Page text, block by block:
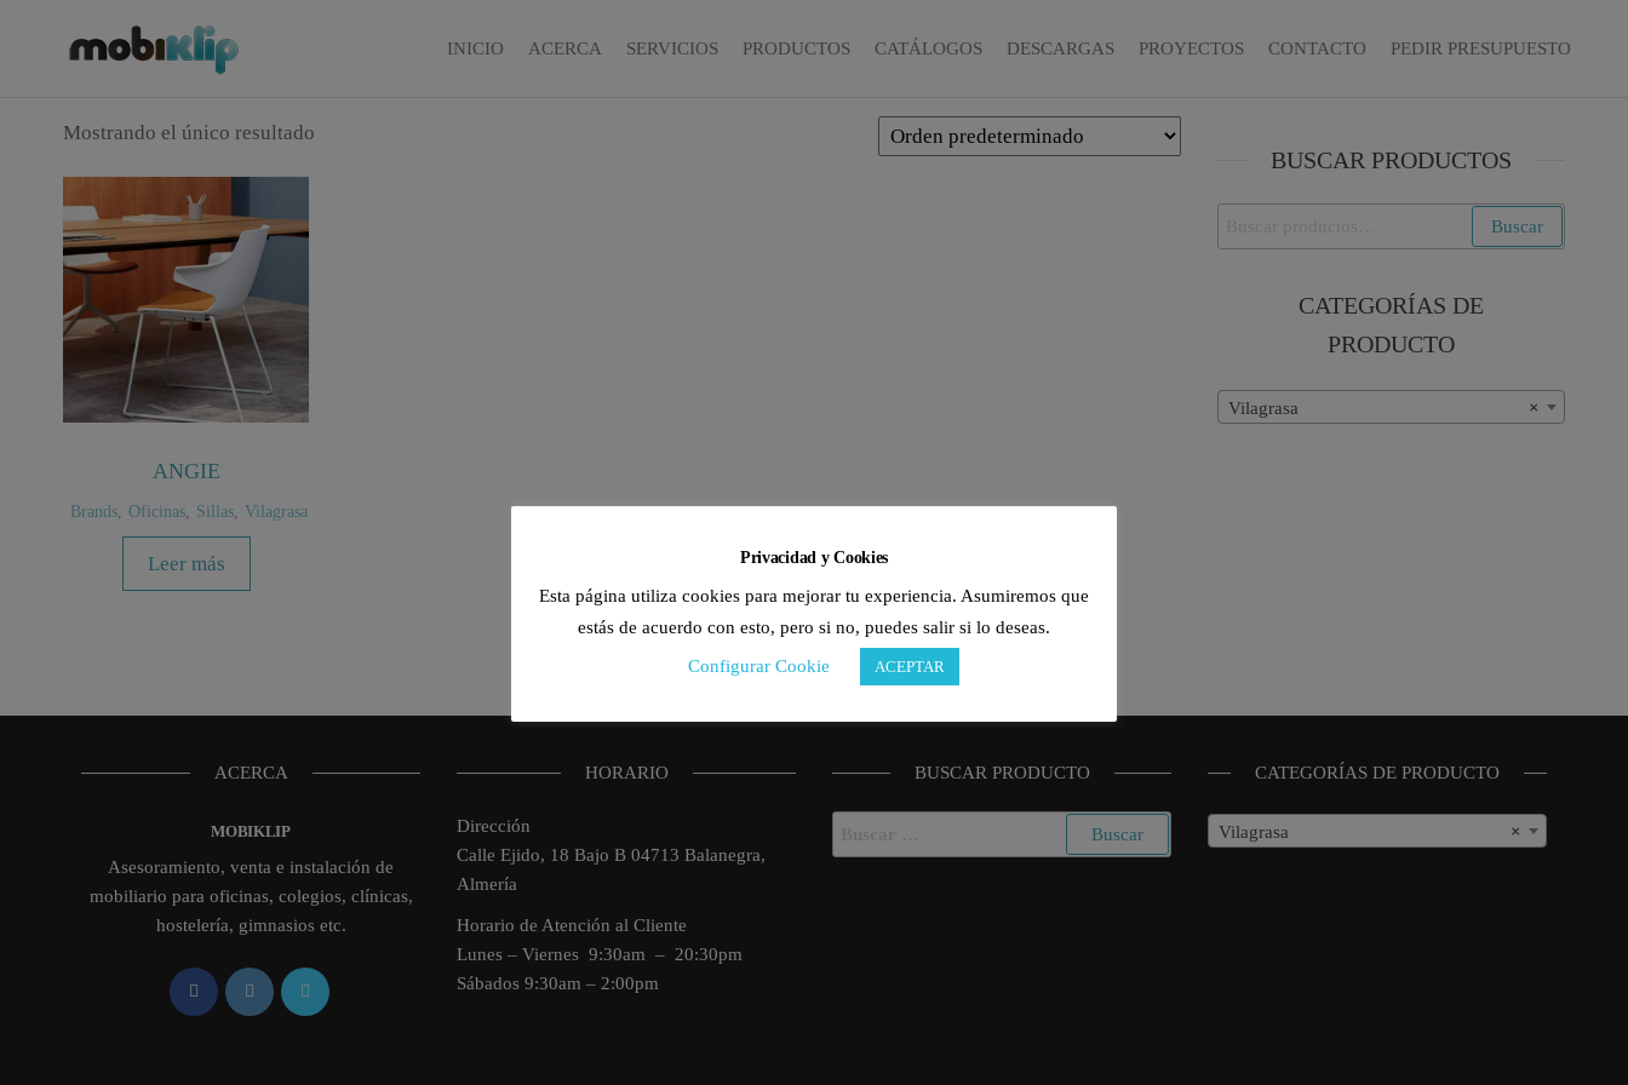
INICIO ACERCA SERVICIOS PRODUCTOS CATÁLOGOS DESCARGAS PROYECTOS CONTACTO PEDIR PRESUPUESTO
Mostrando el único resultado
ANGIE
Brands, Oficinas, Sillas, Vilagrasa
Leer más
BUSCAR PRODUCTOS
por:
Buscar
CATEGORÍAS DE
PRODUCTO
×
Vilagrasa
ACERCA
MOBIKLIP
Asesoramiento, venta e instalación de
mobiliario para oficinas, colegios, clínicas,
hostelería, gimnasios etc.
HORARIO
Dirección
Calle Ejido, 18 Bajo B 04713 Balanegra,
Almería
Horario de Atención al Cliente
Lunes – Viernes 9:30am – 20:30pm
Sábados 9:30am – 2:00pm
BUSCAR PRODUCTO CATEGORÍAS DE PRODUCTO
×
Vilagrasa
Privacidad y Cookies
Esta página utiliza cookies para mejorar tu experiencia. Asumiremos que
estás de acuerdo con esto, pero si no, puedes salir si lo deseas.
Configurar Cookie
ACEPTAR